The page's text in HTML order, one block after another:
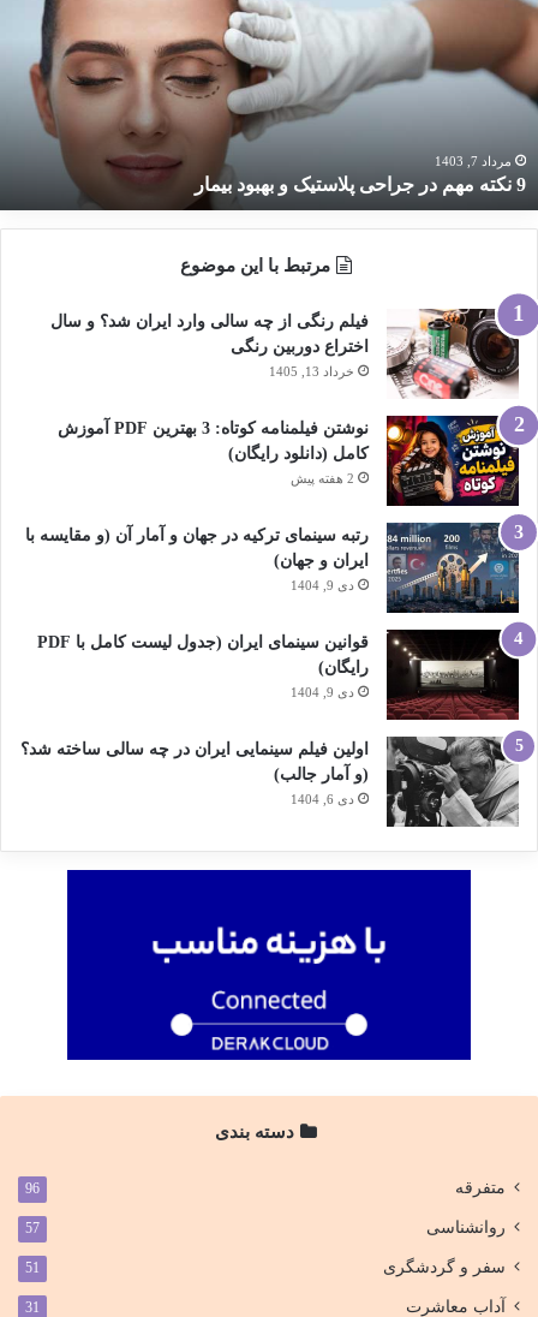
مهم
جراحی
پلاستیک
و
بیمارمرداد 7, 1403
9 نکته مهم در جراحی پلاستیک و بهبود بیمار
مرتبط با این موضوع
فیلم رنگی از چه سالی وارد ایران شد؟ و سال
اختراع دوربین رنگی
خرداد 13, 1405
نوشتن فیلمنامه کوتاه: 3 بهترین PDF آموزش
کامل (دانلود رایگان)
2 هفته پیش
رتبه سینمای ترکیه در جهان و آمار آن (و مقایسه با
ایران و جهان)
دی 9, 1404
قوانین سینمای ایران (جدول لیست کامل با PDF
رایگان)
دی 9, 1404
اولین فیلم سینمایی ایران در چه سالی ساخته شد؟
(و آمار جالب)
دی 6, 1404
دسته بندی
متفرقه 96
روانشناسی 57
سفر و گردشگری 51
آداب معاشرت 31